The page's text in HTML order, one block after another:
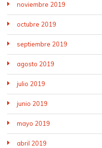
noviembre 2019
octubre 2019
septiembre 2019
agosto 2019
julio 2019
junio 2019
mayo 2019
abril 2019